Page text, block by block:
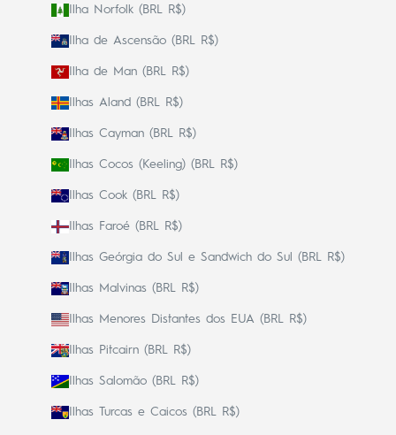
Ilha Norfolk (BRL R$)
Ilha de Ascensão (BRL R$)
Ilha de Man (BRL R$)
Ilhas Aland (BRL R$)
Ilhas Cayman (BRL R$)
Ilhas Cocos (Keeling) (BRL R$)
Ilhas Cook (BRL R$)
Ilhas Faroé (BRL R$)
Ilhas Geórgia do Sul e Sandwich do Sul (BRL R$)
Ilhas Malvinas (BRL R$)
Ilhas Menores Distantes dos EUA (BRL R$)
Ilhas Pitcairn (BRL R$)
Ilhas Salomão (BRL R$)
Ilhas Turcas e Caicos (BRL R$)